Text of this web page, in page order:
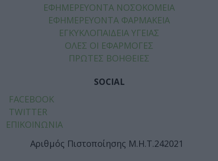
ΕΦΗΜΕΡΕΥΟΝΤΑ ΝΟΣΟΚΟΜΕΙΑ
ΕΦΗΜΕΡΕΥΟΝΤΑ ΦΑΡΜΑΚΕΙΑ
ΕΓΚΥΚΛΟΠΑΙΔΕΙΑ ΥΓΕΙΑΣ
ΟΛΕΣ ΟΙ ΕΦΑΡΜΟΓΕΣ
ΠΡΩΤΕΣ ΒΟΗΘΕΙΕΣ
SOCIAL
FACEBOOK
TWITTER
ΕΠΙΚΟΙΝΩΝΙΑ
Αριθμός Πιστοποίησης Μ.Η.Τ.242021